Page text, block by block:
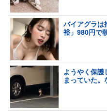
バイアグラは
裕」980円で
ようやく保護
まっていた